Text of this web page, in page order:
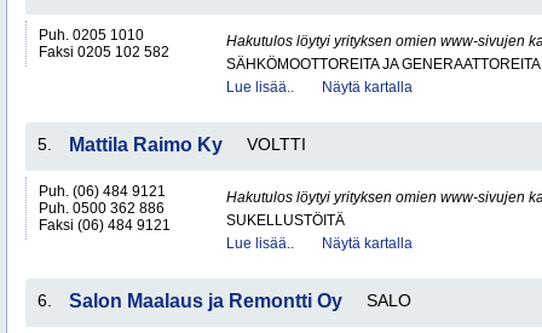
Puh. 0205 1010
Faksi 0205 102 582
Hakutulos löytyi yrityksen omien www-sivujen
SÄHKÖMOOTTOREITA JA GENERAATTOREITA
Lue lisää..
Näytä kartalla
5. Mattila Raimo Ky VOLTTI
Puh. (06) 484 9121
Puh. 0500 362 886
Faksi (06) 484 9121
Hakutulos löytyi yrityksen omien www-sivujen
SUKELLUSTÖITÄ
Lue lisää..
Näytä kartalla
6. Salon Maalaus ja Remontti Oy SALO